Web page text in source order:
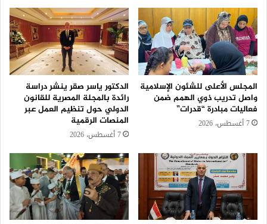
المجلس الأعلى للشئون الإسلامية
واصل تدريب ذوي الهمم ضمن
فعاليات مبادرة “قدرات”
7 أغسطس، 2026
الدكتور ياسر صقر ينشر دراسة
رائدة بالمجلة المصرية للقانون
الدولي حول تنظيم العمل عبر
المنصات الرقمية
7 أغسطس، 2026